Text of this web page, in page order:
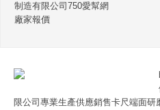
制造有限公司750愛幫網
廠家報價
限公司專業生產供應銷售卡尺端面